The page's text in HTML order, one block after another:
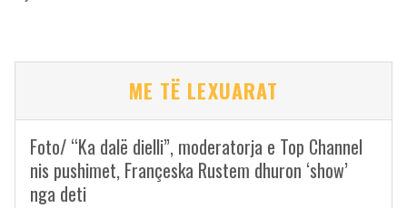
ME TË LEXUARAT
Foto/ “Ka dalë dielli”, moderatorja e Top Channel
nis pushimet, Françeska Rustem dhuron ‘show’
nga deti